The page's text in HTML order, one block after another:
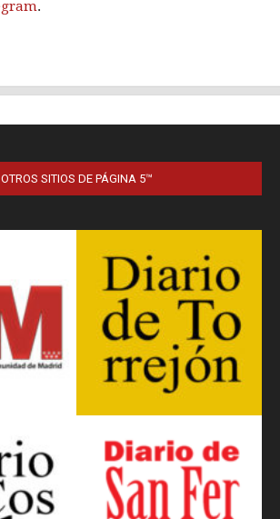
OTROS SITIOS DE PÁGINA 5™